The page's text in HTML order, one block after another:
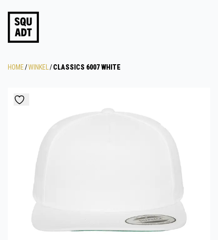
HOME/WINKEL /CLASSICS 6007 WHITE